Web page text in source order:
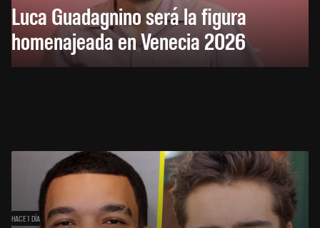
Luca Guadagnino será la figura
homenajeada en Venecia 2026
HACE 1 DÍA